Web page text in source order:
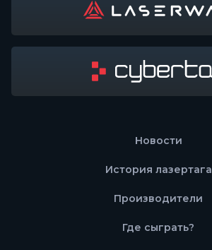
Новости
История лазертага
Производители
Где сыграть?